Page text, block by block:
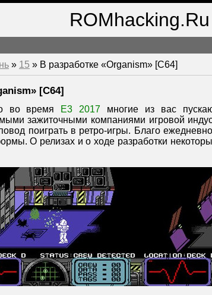
ROMhacking.Ru
» 15 » В разработке «Organism» [C64]
[C64]
во время
E3 2017 многие из вас
зажиточными компаниями игровой
поиграть в ретро-игры. Благо
О релизах и о ходе разработки